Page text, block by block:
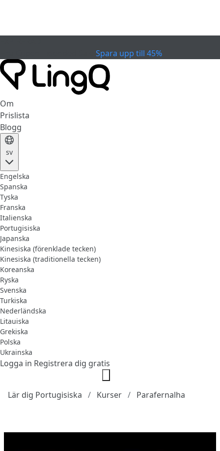
Spara upp till 45%
Om
Prislista
Blogg
sv
Engelska
Spanska
Tyska
Franska
Italienska
Portugisiska
Japanska
Kinesiska (förenklade tecken)
Kinesiska (traditionella tecken)
Koreanska
Ryska
Svenska
Turkiska
Nederländska
Litauiska
Grekiska
Polska
Ukrainska
Logga in Registrera dig gratis
Lär dig Portugisiska Kurser Parafernalha